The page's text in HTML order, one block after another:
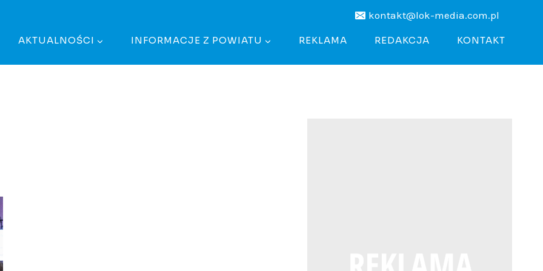
kontakt@lok-media.com.pl
AKTUALNOŚCI INFORMACJE Z POWIATU REKLAMA REDAKCJA KONTAKT